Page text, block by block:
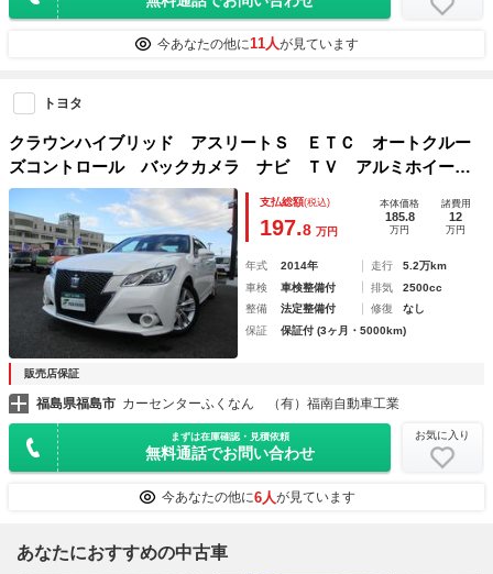
今あなたの他に11人が見ています
トヨタ
クラウンハイブリッド アスリートＳ ＥＴＣ オートクルー
ズコントロール バックカメラ ナビ ＴＶ アルミホイー
ル オートライト ＨＩＤ ＣＶＴ シートヒーター スマー
トキー 電動格納ミラー 盗難防止システム パワーシート
ＣＤ ＵＳＢ
支払総額(税込)
197.8 万円
本体価格
185.8
万円
諸費用
12
万円
年式 2014年 走行
5.2万km
車検
車検整備付 排気
2500cc
整備
法定整備付 修復
なし
保証
保証付 (3ヶ月・5000km)
販売店保証
福島県福島市 カーセンターふくなん （有）福南自動車工業
まずは在庫確認・見積依頼
無料通話でお問い合わせ
お気に入り
今あなたの他に6人が見ています
あなたにおすすめの中古車